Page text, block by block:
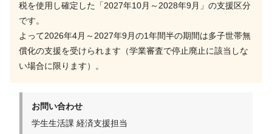
税を使用し確定した「2027年10月～2028年9月」の支援区分
です。
よって2026年4月～2027年9月の1年間半の期間は多子世帯無
償化の支援を受けられます（学業審査で停止廃止に該当しな
い場合に限ります）。
お問い合わせ
学生生活課 経済支援担当